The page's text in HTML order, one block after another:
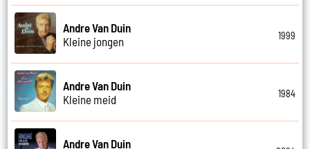
Andre Van Duin
Kleine jongen
1999
Andre Van Duin
Kleine meid
1984
Andre Van Duin